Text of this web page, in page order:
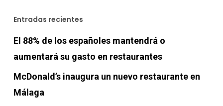
Entradas recientes
El 88% de los españoles mantendrá o
aumentará su gasto en restaurantes
McDonald’s inaugura un nuevo restaurante en
Málaga